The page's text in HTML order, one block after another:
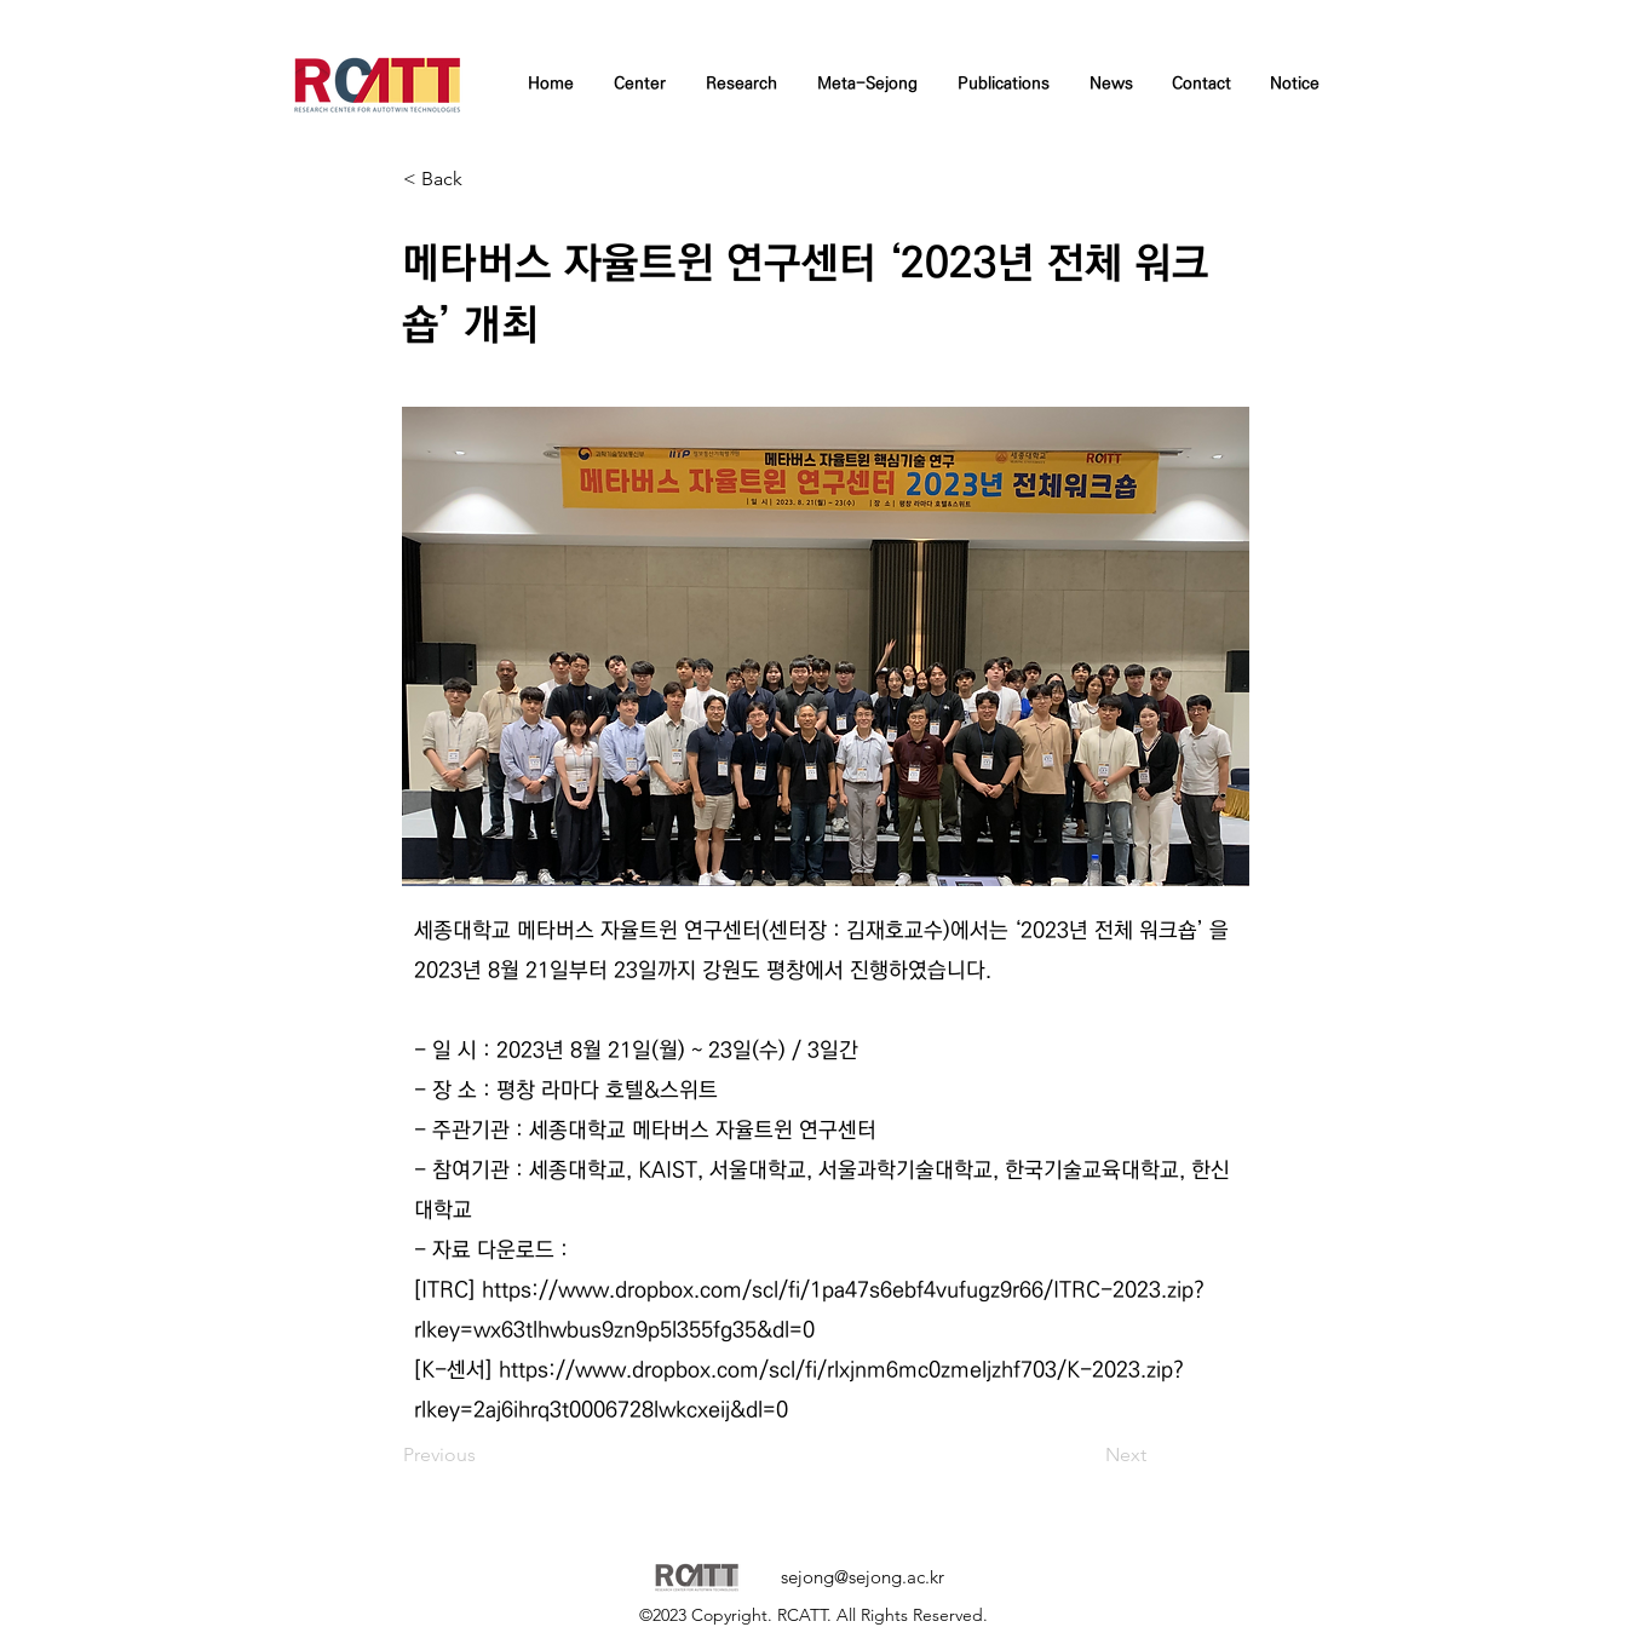
Home Center Research Meta-Sejong Publications News Contact Notice
< Back
메타버스 자율트윈 연구센터 ‘2023년 전체 워크
숍’ 개최
세종대학교 메타버스 자율트윈 연구센터(센터장 : 김재호교수)에서는 ‘2023년 전체 워크숍’ 을
2023년 8월 21일부터 23일까지 강원도 평창에서 진행하였습니다.
- 일 시 : 2023년 8월 21일(월) ~ 23일(수) / 3일간
- 장 소 : 평창 라마다 호텔&스위트
- 주관기관 : 세종대학교 메타버스 자율트윈 연구센터
- 참여기관 : 세종대학교, KAIST, 서울대학교, 서울과학기술대학교, 한국기술교육대학교, 한신
대학교
- 자료 다운로드 :
[ITRC] https://www.dropbox.com/scl/fi/1pa47s6ebf4vufugz9r66/ITRC-2023.zip?
rlkey=wx63tlhwbus9zn9p5l355fg35&dl=0
[K-센서] https://www.dropbox.com/scl/fi/rlxjnm6mc0zmeljzhf703/K-2023.zip?
rlkey=2aj6ihrq3t0006728lwkcxeij&dl=0
Previous Next
sejong@sejong.ac.kr
©2023 Copyright. RCATT. All Rights Reserved.